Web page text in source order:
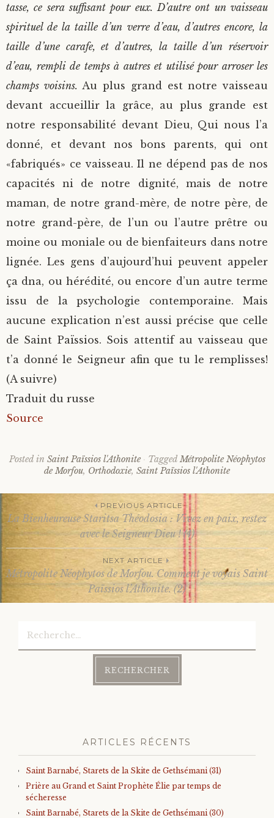
tasse, ce sera suffisant pour eux. D’autre ont un vaisseau
spirituel de la taille d’un verre d’eau, d’autres encore, la
taille d’une carafe, et d’autres, la taille d’un réservoir
d’eau, rempli de temps à autres et utilisé pour arroser les
champs voisins. Au plus grand est notre vaisseau
devant accueillir la grâce, au plus grande est
notre responsabilité devant Dieu, Qui nous l’a
donné, et devant nos bons parents, qui ont
«fabriqués» ce vaisseau. Il ne dépend pas de nos
capacités ni de notre dignité, mais de notre
maman, de notre grand-mère, de notre père, de
notre grand-père, de l’un ou l’autre prêtre ou
moine ou moniale ou de bienfaiteurs dans notre
lignée. Les gens d’aujourd’hui peuvent appeler
ça dna, ou hérédité, ou encore d’un autre terme
issu de la psychologie contemporaine. Mais
aucune explication n’est aussi précise que celle
de Saint Païssios. Sois attentif au vaisseau que
t’a donné le Seigneur afin que tu le remplisses!
(A suivre)
Traduit du russe
Source
Posted in Saint Païssios l'Athonite Tagged Métropolite Néophytos
de Morfou, Orthodoxie, Saint Païssios l'Athonite
Post
navigation
PREVIOUS ARTICLE
La Bienheureuse Staritsa Théodosia : Vivez en paix, restez
avec le Seigneur Dieu ! (4)
NEXT ARTICLE
Métropolite Néophytos de Morfou. Comment je voyais Saint
Païssios l’Athonite. (2)
ARTICLES RÉCENTS
Saint Barnabé, Starets de la Skite de Gethsémani (31)
Prière au Grand et Saint Prophète Élie par temps de
sécheresse
Saint Barnabé, Starets de la Skite de Gethsémani (30)